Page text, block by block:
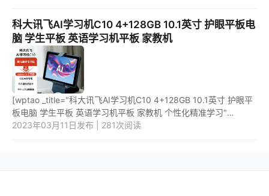
科大讯飞AI学习机C10 4+128GB 10.1英寸 护眼平板电
脑 学生平板 英语学习机平板 家教机
[wptao _title="科大讯飞AI学习机C10 4+128GB 10.1英寸 护眼平
板电脑 学生平板 英语学习机平板 家教机 个性化精准学习"
price="1999" url="https://item.jd.com/100044861190.html"
2023年03月11日发布 | 281次阅读